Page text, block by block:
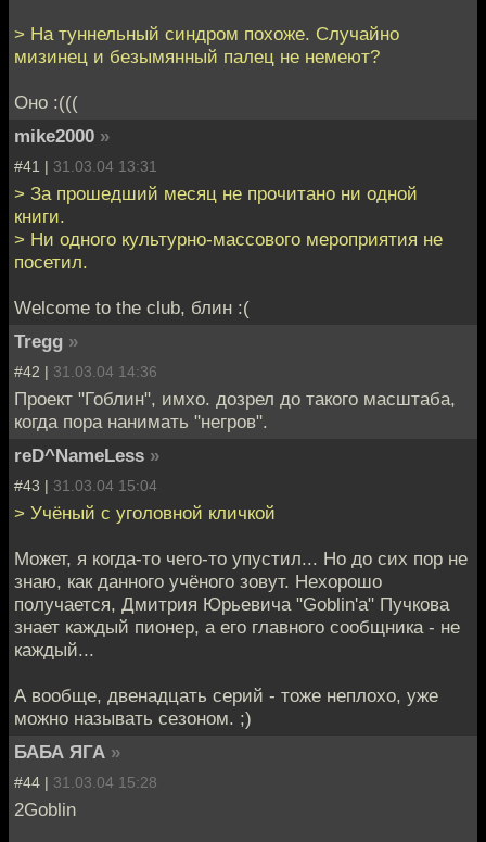
> На туннельный синдром похоже. Случайно
мизинец и безымянный палец не немеют?
Оно :(((
mike2000 »
#41 | 31.03.04 13:31
> За прошедший месяц не прочитано ни одной
книги.
> Ни одного культурно-массового мероприятия не
посетил.
Welcome to the club, блин :(
Tregg »
#42 | 31.03.04 14:36
Проект "Гоблин", имхо. дозрел до такого масштаба,
когда пора нанимать "негров".
reD^NameLess »
#43 | 31.03.04 15:04
> Учёный с уголовной кличкой
Может, я когда-то чего-то упустил... Но до сих пор не
знаю, как данного учёного зовут. Нехорошо
получается, Дмитрия Юрьевича "Goblin'а" Пучкова
знает каждый пионер, а его главного сообщника - не
каждый...
А вообще, двенадцать серий - тоже неплохо, уже
можно называть сезоном. ;)
БАБА ЯГА »
#44 | 31.03.04 15:28
2Goblin